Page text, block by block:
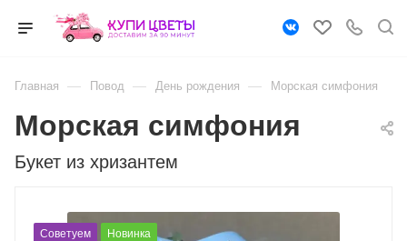
Главная — Повод — День рождения — Морская симфония
Букет из хризантем
Морская симфония
Советуем Новинка